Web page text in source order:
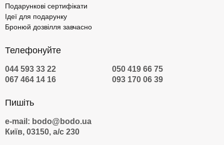
Подарункові сертифікати
Ідеї для подарунку
Бронюй дозвілля завчасно
Телефонуйте
044 593 33 22
050 419 66 75
067 464 14 16
093 170 06 39
Пишіть
e-mail: bodo@bodo.ua
Київ, 03150, а/с 230